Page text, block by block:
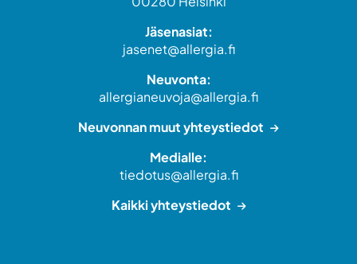
Jäsenasiat:
jasenet@allergia.fi
Neuvonta:
allergianeuvoja@allergia.fi
Neuvonnan muut yhteystiedot
Medialle:
tiedotus@allergia.fi
Kaikki yhteystiedot